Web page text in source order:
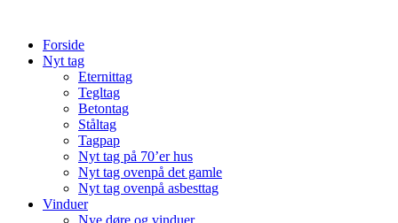
indholdForside
Nyt tag
Eternittag
Tegltag
Betontag
Ståltag
Tagpap
Nyt tag på 70’er hus
Nyt tag ovenpå det gamle
Nyt tag ovenpå asbesttag
Vinduer
Nye døre og vinduer